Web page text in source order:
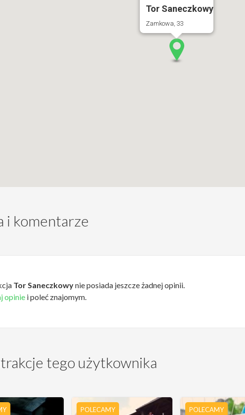
Tor Saneczkowy
Zamkowa, 33
i komentarze
Tor Saneczkowynie posiada jeszcze żadnej opinii.
opiniei poleć znajomym.
tego użytkownika
POLECAMY POLECAMY